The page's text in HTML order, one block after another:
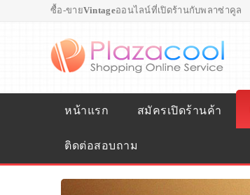
ซื้อ-ขายVintageออนไลน์ที่เปิดร้านกับพลาซ่าคูล
หน้าแรก สมัครเปิดร้านค้า
ติดต่อสอบถาม